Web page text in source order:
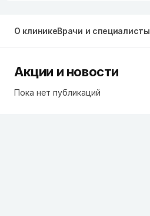
О клиникеВрачи и специалисты
Акции и новости
Пока нет публикаций